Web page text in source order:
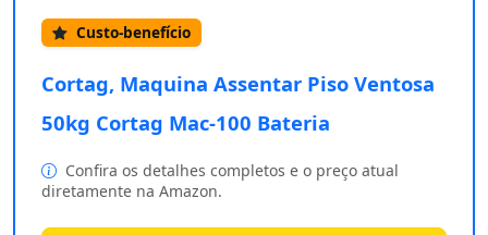
Custo-benefício
Cortag, Maquina Assentar Piso Ventosa
50kg Cortag Mac-100 Bateria
Confira os detalhes completos e o preço atual
diretamente na Amazon.